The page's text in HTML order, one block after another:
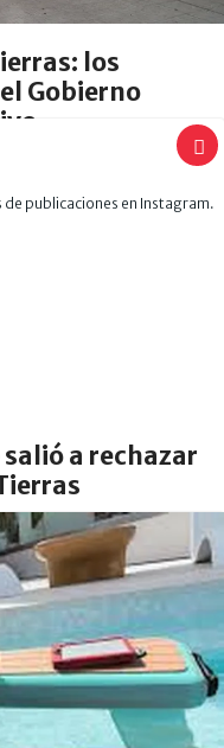
los
Gobierno
a rechazar